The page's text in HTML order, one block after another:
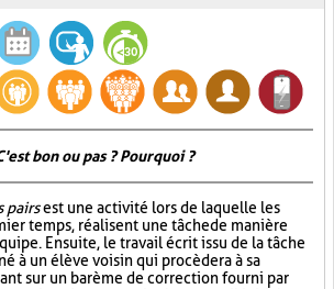
bon ou pas ? Pourquoi ?
pairsest une activité lors de laquelle les
temps, réalisent une tâche de manière
Ensuite, le travail écrit issu de la tâche
à un élève voisin qui procèdera à sa
sur un barème de correction fourni par